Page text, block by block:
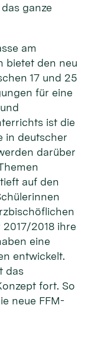
ganze
am
bietet den neu
17 und 25
für eine
ist die
in deutscher
darüber
auf den
2018 ihre
eine
entwickelt.
das
fort. So
neue FFM-